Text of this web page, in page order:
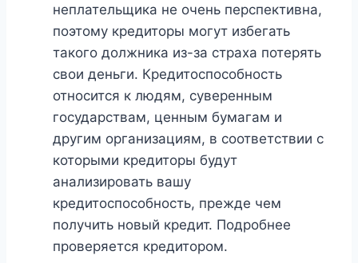
неплательщика не очень перспективна,
поэтому кредиторы могут избегать
такого должника из-за страха потерять
свои деньги. Кредитоспособность
относится к людям, суверенным
государствам, ценным бумагам и
другим организациям, в соответствии с
которыми кредиторы будут
анализировать вашу
кредитоспособность, прежде чем
получить новый кредит. Подробнее
проверяется кредитором.